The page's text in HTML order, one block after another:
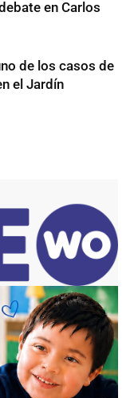
en Carlos
de los casos de
el Jardín